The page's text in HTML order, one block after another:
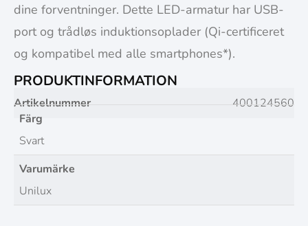
dine forventninger. Dette LED-armatur har USB-
port og trådløs induktionsoplader (Qi-certificeret
og kompatibel med alle smartphones*).
PRODUKTINFORMATION
Artikelnummer
400124560
Färg
Svart
Varumärke
Unilux